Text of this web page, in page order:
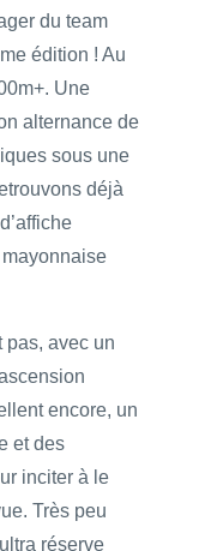
du team
édition ! Au
Une
alternance de
sous une
déjà
pas, avec un
encore, un
et des
inciter à le
Très peu
réserve